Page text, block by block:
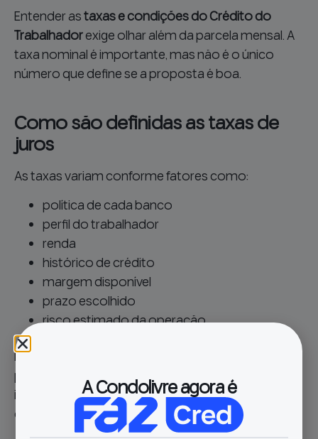
Entender astaxas e condições do Crédito do
Trabalhadorexige olhar além da parcela mensal. A
taxa nominal é importante, mas não é o único
número que define se a proposta é boa.
Como são definidas as taxas de
juros
As taxas variam conforme fatores como:
política de cada banco
perfil do trabalhador
renda
histórico de crédito
margem disponível
prazo escolhido
risco estimado da operação
Na prática, dois trabalhadores com salários
parecidos podem receber ofertas diferentes. Por
isso, vale comparar mais de uma proposta antes
de fechar.
A Condolivre agora é